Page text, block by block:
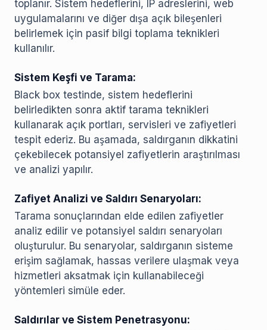
toplanır. Sistem hedeflerini, IP adreslerini, web
uygulamalarını ve diğer dışa açık bileşenleri
belirlemek için pasif bilgi toplama teknikleri
kullanılır.
Sistem Keşfi ve Tarama:
Black box testinde, sistem hedeflerini
belirledikten sonra aktif tarama teknikleri
kullanarak açık portları, servisleri ve zafiyetleri
tespit ederiz. Bu aşamada, saldırganın dikkatini
çekebilecek potansiyel zafiyetlerin araştırılması
ve analizi yapılır.
Zafiyet Analizi ve Saldırı Senaryoları:
Tarama sonuçlarından elde edilen zafiyetler
analiz edilir ve potansiyel saldırı senaryoları
oluşturulur. Bu senaryolar, saldırganın sisteme
erişim sağlamak, hassas verilere ulaşmak veya
hizmetleri aksatmak için kullanabileceği
yöntemleri simüle eder.
Saldırılar ve Sistem Penetrasyonu: